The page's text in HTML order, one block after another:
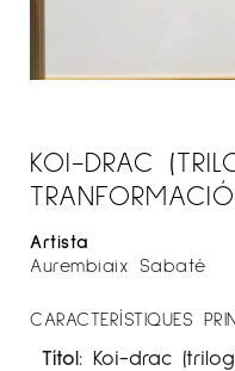
KOI-DRAC
Artista
Aurembiaix Sabaté
CARACTERÍSTIQUES
Títol: Koi-drac